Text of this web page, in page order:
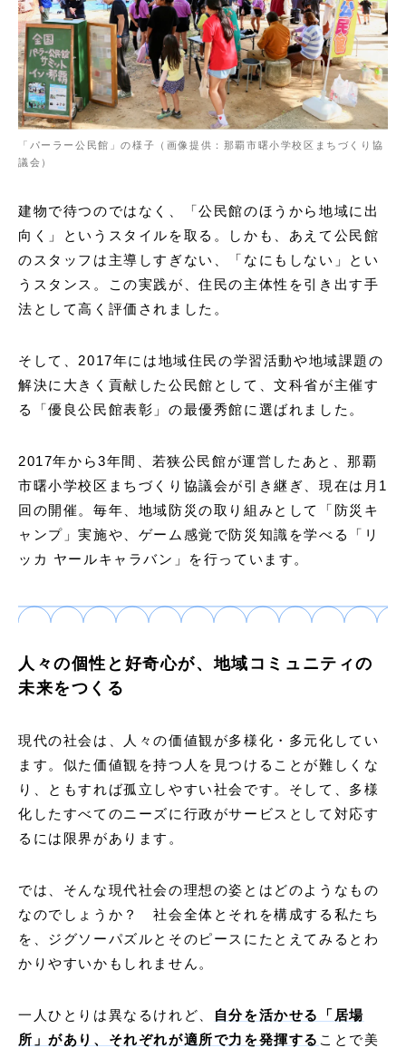
「パーラー公民館」の様子（画像提供：那覇市曙小学校区まちづくり協
議会）
建物で待つのではなく、「公民館のほうから地域に出
向く」というスタイルを取る。しかも、あえて公民館
のスタッフは主導しすぎない、「なにもしない」とい
うスタンス。この実践が、住民の主体性を引き出す手
法として高く評価されました。
そして、2017年には地域住民の学習活動や地域課題の
解決に大きく貢献した公民館として、文科省が主催す
る「優良公民館表彰」の最優秀館に選ばれました。
2017年から3年間、若狭公民館が運営したあと、那覇
市曙小学校区まちづくり協議会が引き継ぎ、現在は月1
回の開催。毎年、地域防災の取り組みとして「防災キ
ャンプ」実施や、ゲーム感覚で防災知識を学べる「リ
ッカ ヤールキャラバン」を行っています。
人々の個性と好奇心が、地域コミュニティの
未来をつくる
現代の社会は、⼈々の価値観が多様化・多元化してい
ます。似た価値観を持つ人を見つけることが難しくな
り、ともすれば孤立しやすい社会です。そして、多様
化したすべてのニーズに行政がサービスとして対応す
るには限界があります。
では、そんな現代社会の理想の姿とはどのようなもの
なのでしょうか？ 社会全体とそれを構成する私たち
を、ジグソーパズルとそのピースにたとえてみるとわ
かりやすいかもしれません。
⼀⼈ひとりは異なるけれど、
自分を活かせる「居場
所」があり、それぞれが適所で⼒を発揮する ことで美